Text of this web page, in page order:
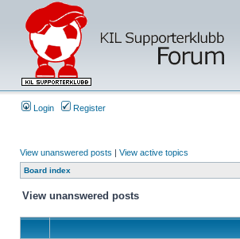
Login Register
View unanswered posts | View active topics
Board index
View unanswered posts